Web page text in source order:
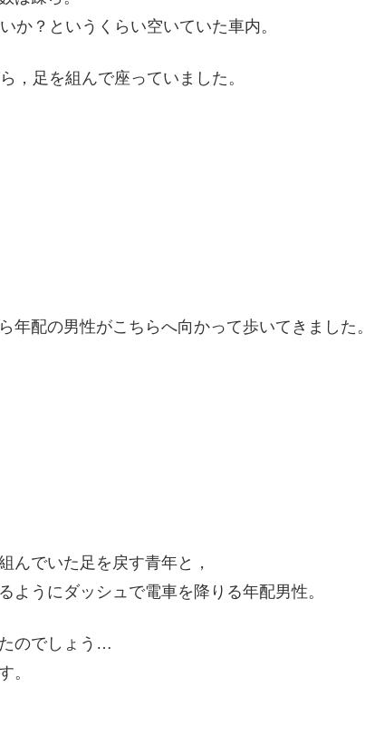
か？というくらい空いていた車内。
，足を組んで座っていました。
配の男性がこちらへ向かって歩いてきました。
んでいた足を戻す青年と，
うにダッシュで電車を降りる年配男性。
のでしょう…
。